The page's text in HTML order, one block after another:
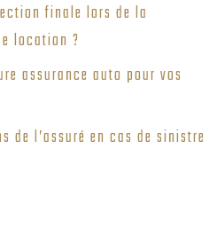
finale lors de la
location ?
assurance auto pour vos
de l’assuré en cas de sinistre